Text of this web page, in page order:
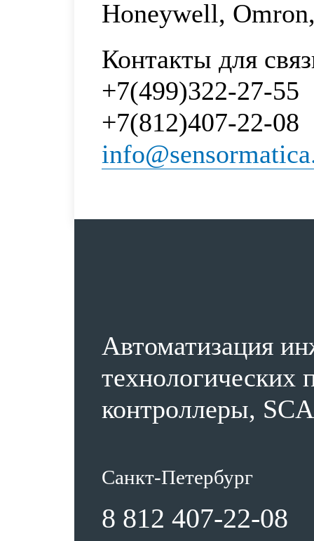
Honeywell,
Контакты для
+7(499)322-27-55
+7(812)407-22-08
Автоматизация
технологических
контроллеры,
Санкт-Петербург
8 812 407-22-08